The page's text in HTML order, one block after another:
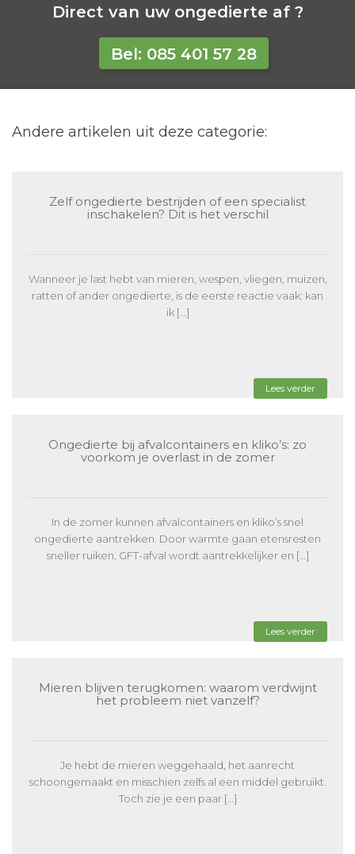
Direct van uw ongedierte af ?
Bel: 085 401 57 28
Andere artikelen uit deze categorie:
Zelf ongedierte bestrijden of een specialist
inschakelen? Dit is het verschil
Wanneer je last hebt van mieren, wespen, vliegen, muizen,
ratten of ander ongedierte, is de eerste reactie vaak: kan
ik […]
Lees verder
Ongedierte bij afvalcontainers en kliko’s: zo
voorkom je overlast in de zomer
In de zomer kunnen afvalcontainers en kliko’s snel
ongedierte aantrekken. Door warmte gaan etensresten
sneller ruiken, GFT-afval wordt aantrekkelijker en […]
Lees verder
Mieren blijven terugkomen: waarom verdwijnt
het probleem niet vanzelf?
Je hebt de mieren weggehaald, het aanrecht
schoongemaakt en misschien zelfs al een middel gebruikt.
Toch zie je een paar […]